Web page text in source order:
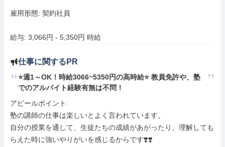
雇用形態: 契約社員
給与: 3,066円 - 5,350円 時給
仕事に関するPR
⭐️週1～OK！時給3066~5350円の高時給⭐️ 教員免許や、塾
でのアルバイト経験有無は不問！
アピールポイント:
塾の講師の仕事は楽しいとよく言われています。
自分の授業を通して、生徒たちの成績があがったり、理解しても
らえた時に強いやりがいを感じるからです❣️❣️